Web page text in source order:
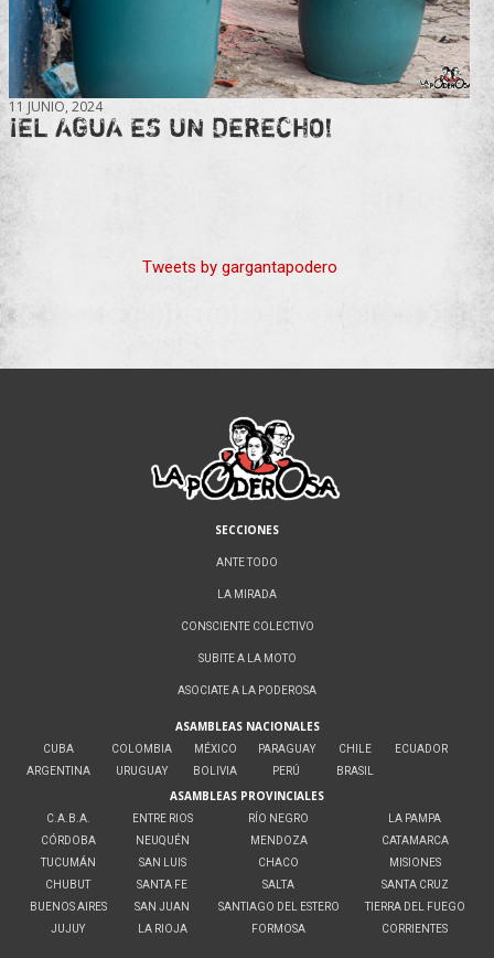
11 JUNIO, 2024
¡EL AGUA ES UN DERECHO!
Tweets by gargantapodero
SECCIONES
ANTE TODO
LA MIRADA
CONSCIENTE COLECTIVO
SUBITE A LA MOTO
ASOCIATE A LA PODEROSA
ASAMBLEAS NACIONALES
CUBA
ARGENTINA
COLOMBIA
URUGUAY
MÉXICO
BOLIVIA
PARAGUAY
PERÚ
CHILE
BRASIL
ECUADOR
ASAMBLEAS PROVINCIALES
C.A.B.A.
CÓRDOBA
TUCUMÁN
CHUBUT
BUENOS AIRES
JUJUY
ENTRE RIOS
NEUQUÉN
SAN LUIS
SANTA FE
SAN JUAN
LA RIOJA
RÍO NEGRO
MENDOZA
CHACO
SALTA
SANTIAGO DEL ESTERO
FORMOSA
LA PAMPA
CATAMARCA
MISIONES
SANTA CRUZ
TIERRA DEL FUEGO
CORRIENTES